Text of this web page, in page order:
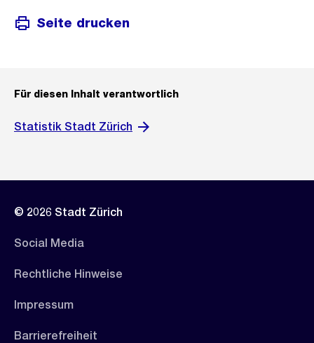
Seite drucken
Für diesen Inhalt verantwortlich
Statistik Stadt Zürich
© 2026 Stadt Zürich
Social Media
Rechtliche Hinweise
Impressum
Barrierefreiheit